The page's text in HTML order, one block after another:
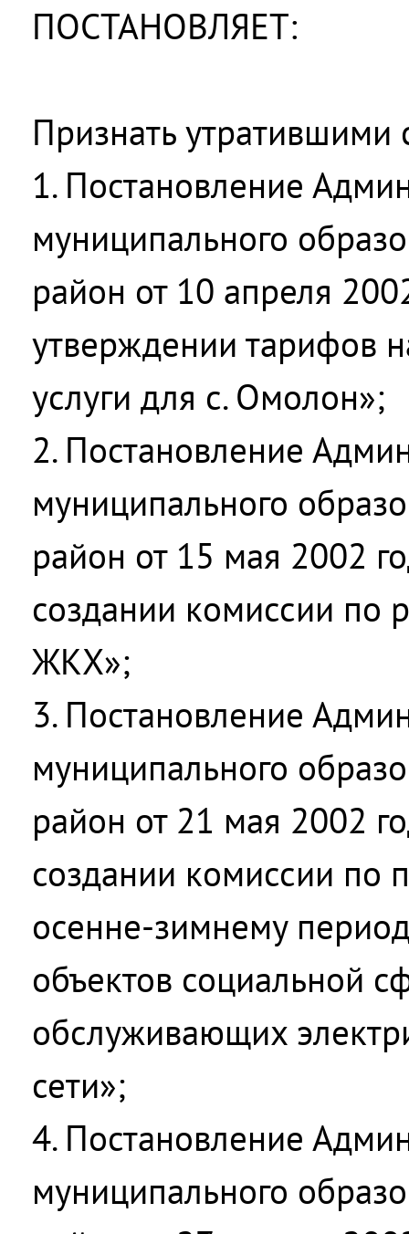
ПОСТАНОВЛЯЕТ:
Признать утратившими
1. Постановление
муниципального
район от 10 апреля
утверждении тарифов
услуги для с. Омолон»;
2. Постановление
муниципального
район от 15 мая 2002
создании комиссии
ЖКХ»;
3. Постановление
муниципального
район от 21 мая 2002
создании комиссии по
осенне-зимнему
объектов социальной
обслуживающих
сети»;
4. Постановление
муниципального